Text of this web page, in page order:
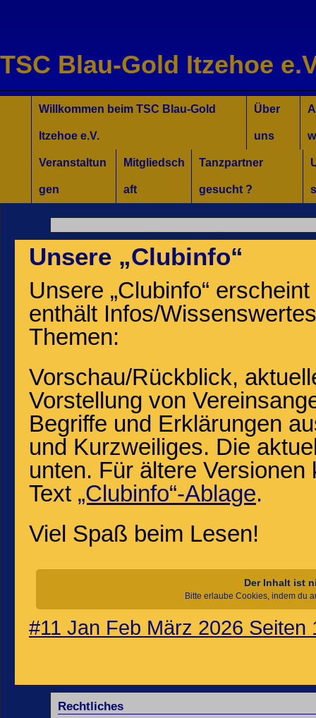
TSC Blau-Gold Itzehoe
Willkommen für Interessierte
Tanzkurse Aktuell
Unsere Trainer/innen
Turniersport
Jugend/Kinder
Willkommen beim TSC Blau-Gold
Itzehoe e.V.
Über
uns
Veranstaltun
gen
Mitgliedsch
aft
Tanzpartner
gesucht ?
Unsere „Clubinfo“
Unsere „Clubinfo“
enthält Infos/
Themen:
Vorschau/Rückblick,
Vorstellung von
Begriffe und Erklärungen
und Kurzweiliges. Die
unten. Für ältere
Text „Clubinfo“-Ablage.
Viel Spaß beim Lesen!
Der Inhalt ist
Bitte erlaube Cookies, indem du
#11 Jan Feb März 2026 Seiten
Rechtliches